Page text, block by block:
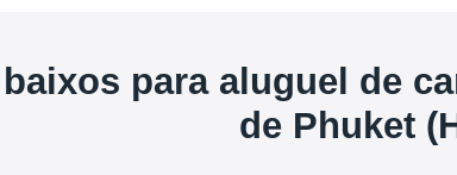
para aluguel de
de Phuket